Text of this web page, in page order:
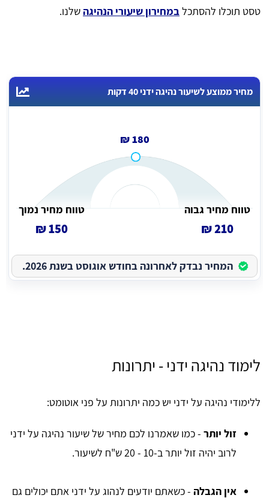
טסט תוכלו להסתכלבמחירון שיעורי הנהיגהשלנו.
מחיר ממוצע לשיעור נהיגה ידני 40 דקות
180 ₪
טווח מחיר גבוה
210 ₪
טווח מחיר נמוך
150 ₪
המחיר נבדק לאחרונה בחודש אוגוסט בשנת 2026.
לימוד נהיגה ידני - יתרונות
ללימודי נהיגה על ידני יש כמה יתרונות על פני אוטומט:
זול יותר - כמו שאמרנו לכם מחיר של שיעור נהיגה על ידני
לרוב יהיה זול יותר ב-10 - 20 ש"ח לשיעור.
אין הגבלה - כשאתם יודעים לנהוג על ידני אתם יכולים גם